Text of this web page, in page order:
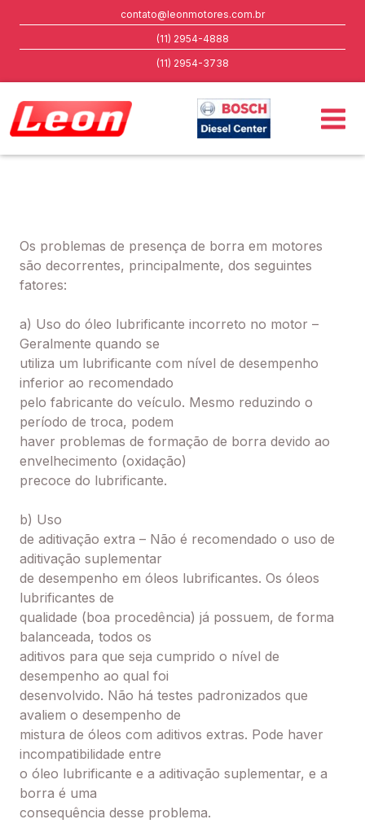
contato@leonmotores.com.br
(11) 2954-4888
(11) 2954-3738
Os problemas de presença de borra em motores
são decorrentes, principalmente, dos seguintes
fatores:
a) Uso do óleo lubrificante incorreto no motor –
Geralmente quando se
utiliza um lubrificante com nível de desempenho
inferior ao recomendado
pelo fabricante do veículo. Mesmo reduzindo o
período de troca, podem
haver problemas de formação de borra devido ao
envelhecimento (oxidação)
precoce do lubrificante.
b) Uso
de aditivação extra – Não é recomendado o uso de
aditivação suplementar
de desempenho em óleos lubrificantes. Os óleos
lubrificantes de
qualidade (boa procedência) já possuem, de forma
balanceada, todos os
aditivos para que seja cumprido o nível de
desempenho ao qual foi
desenvolvido. Não há testes padronizados que
avaliem o desempenho de
mistura de óleos com aditivos extras. Pode haver
incompatibilidade entre
o óleo lubrificante e a aditivação suplementar, e a
borra é uma
consequência desse problema.